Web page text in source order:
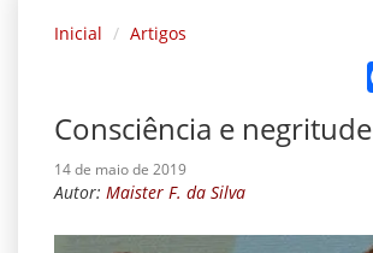
Inicial Artigos
Consciência e negritude
14 de maio de 2019
Autor: Maister F. da Silva